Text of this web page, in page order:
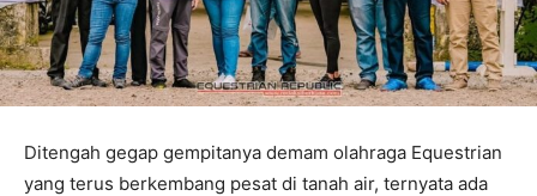
Ditengah gegap gempitanya demam olahraga Equestrian
yang terus berkembang pesat di tanah air, ternyata ada